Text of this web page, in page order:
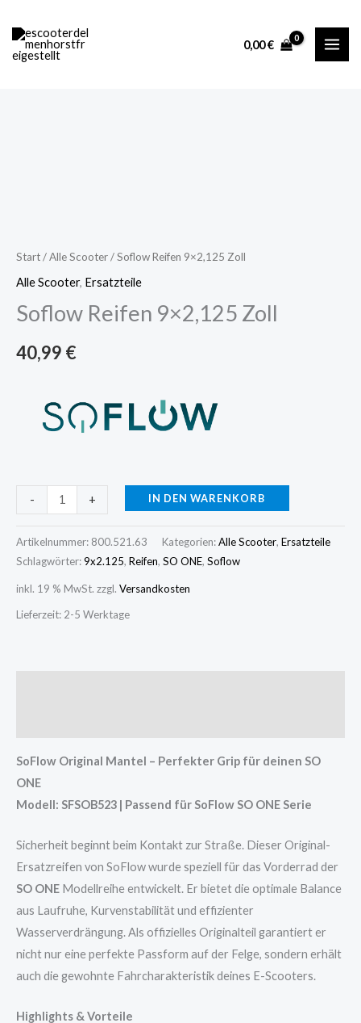
Inhalt
springen
0,00€
Start/Alle Scooter/ Soflow Reifen 9×2,125 Zoll
Alle Scooter, Ersatzteile
Soflow Reifen 9×2,125 Zoll
40,99 €
- + IN DEN WARENKORB
Artikelnummer: 800.521.63 Kategorien:Alle Scooter, Ersatzteile
Schlagwörter:9x2.125, Reifen, SO ONE, Soflow
inkl. 19 % MwSt. zzgl. Versandkosten
Lieferzeit: 2-5 Werktage
SoFlow Original Mantel – Perfekter Grip für deinen SO
ONE
Modell: SFSOB523 | Passend für SoFlow SO ONE Serie
Sicherheit beginnt beim Kontakt zur Straße. Dieser Original-
Ersatzreifen von SoFlow wurde speziell für das Vorderrad der
SO ONE Modellreihe entwickelt. Er bietet die optimale Balance
aus Laufruhe, Kurvenstabilität und effizienter
Wasserverdrängung. Als offizielles Originalteil garantiert er
nicht nur eine perfekte Passform auf der Felge, sondern erhält
auch die gewohnte Fahrcharakteristik deines E-Scooters.
Highlights & Vorteile
Zoll
Menge